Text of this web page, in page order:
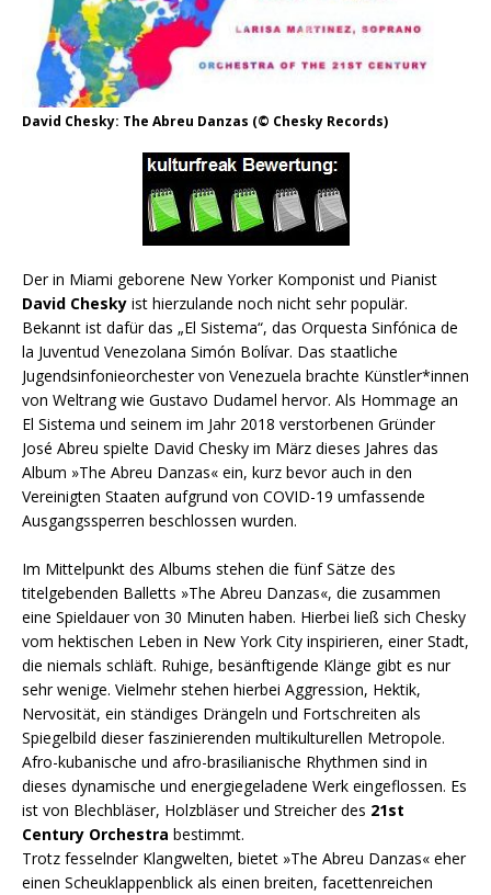
David Chesky: The Abreu Danzas (© Chesky Records)
Der in Miami geborene New Yorker Komponist und Pianist
David Chesky ist hierzulande noch nicht sehr populär.
Bekannt ist dafür das „El Sistema“, das Orquesta Sinfónica de
la Juventud Venezolana Simón Bolívar. Das staatliche
Jugendsinfonieorchester von Venezuela brachte Künstler*innen
von Weltrang wie Gustavo Dudamel hervor. Als Hommage an
El Sistema und seinem im Jahr 2018 verstorbenen Gründer
José Abreu spielte David Chesky im März dieses Jahres das
Album »The Abreu Danzas« ein, kurz bevor auch in den
Vereinigten Staaten aufgrund von COVID-19 umfassende
Ausgangssperren beschlossen wurden.
Im Mittelpunkt des Albums stehen die fünf Sätze des
titelgebenden Balletts »The Abreu Danzas«, die zusammen
eine Spieldauer von 30 Minuten haben. Hierbei ließ sich Chesky
vom hektischen Leben in New York City inspirieren, einer Stadt,
die niemals schläft. Ruhige, besänftigende Klänge gibt es nur
sehr wenige. Vielmehr stehen hierbei Aggression, Hektik,
Nervosität, ein ständiges Drängeln und Fortschreiten als
Spiegelbild dieser faszinierenden multikulturellen Metropole.
Afro-kubanische und afro-brasilianische Rhythmen sind in
dieses dynamische und energiegeladene Werk eingeflossen. Es
ist von Blechbläser, Holzbläser und Streicher des 21st
Century Orchestra bestimmt.
Trotz fesselnder Klangwelten, bietet »The Abreu Danzas« eher
einen Scheuklappenblick als einen breiten, facettenreichen